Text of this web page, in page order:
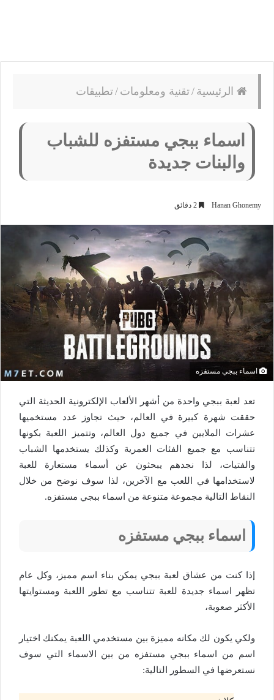
الرئيسية /تقنية ومعلومات /تطبيقات
اسماء ببجي مستفزه للشباب
والبنات جديدة
Hanan Ghonemy
اسماء ببجي مستفزه
تعد لعبة ببجي واحدة من أشهر الألعاب الإلكترونية الحديثة التي
حققت شهرة كبيرة في العالم، حيث تجاوز عدد مستخميها
عشرات الملايين في جميع دول العالم، وتتميز اللعبة بكونها
تتناسب مع جميع الفئات العمرية وكذلك يستخدمها الشباب
والفتيات، لذا نجدهم يبحثون عن أسماء مستعارة للعبة
لاستخدامها في اللعب مع الآخرين، لذا سوف نوضح من خلال
النقاط التالية مجموعة متنوعة من اسماء ببجي مستفزه.
اسماء ببجي مستفزه
إذا كنت من عشاق لعبة ببجي يمكن بناء اسم مميز، وكل عام
تظهر اسماء جديدة للعبة تتناسب مع تطور اللعبة ومستوايتها
الأكثر صعوبة،
ولكي يكون لك مكانه مميزة بين مستخدمي اللعبة يمكنك اختيار
اسم من اسماء ببجي مستفزه من بين الاسماء التي سوف
نستعرضها في السطور التالية: